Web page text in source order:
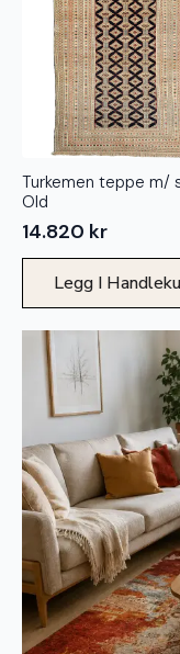
Turkemen teppe m/
Old
14.820 kr
Legg I